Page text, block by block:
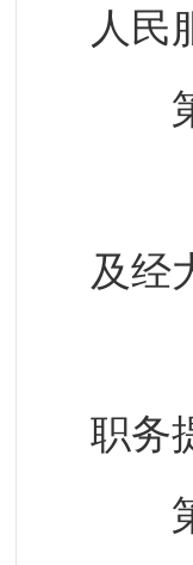
人民
第
（
及经
（
职务
第